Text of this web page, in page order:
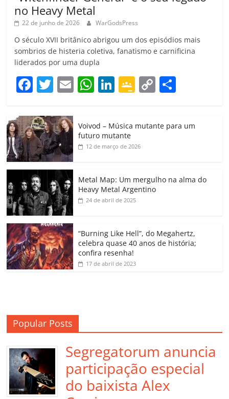
no Heavy Metal
22 de junho de 2026 WarGodsPress
O século XVII britânico abrigou um dos episódios mais
sombrios de histeria coletiva, fanatismo e carnificina
liderados por uma dupla
F
c
e
b
o
o
k
T
itt
er
E W
s
A
p
Li
e
dI
G
gl
e
a
ss
o
m
C
y
k
p
h
Voivod – Música mutante para um
futuro mutante
12 de março de 2026
Metal Map: Um mergulho na alma do
Heavy Metal Argentino
24 de abril de 2025
“Burning Like Hell”, do Megahertz,
celebra quase 40 anos de história;
confira resenha!
17 de abril de 2023
Popular Posts
Segregatorum anuncia
participação especial
do baixista Alex